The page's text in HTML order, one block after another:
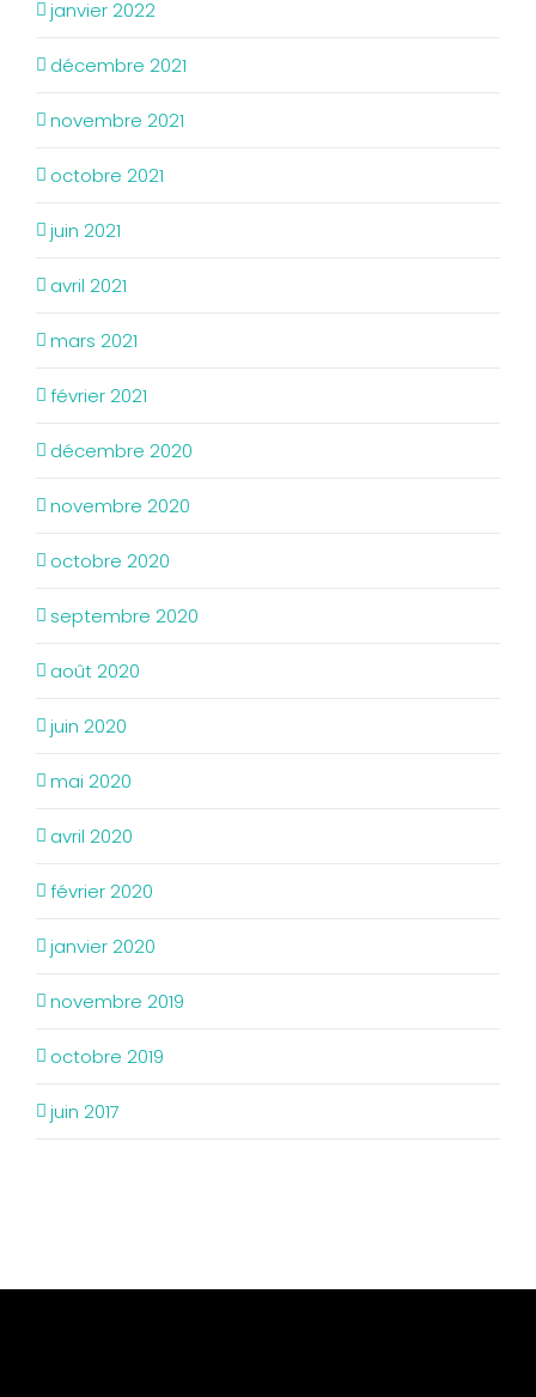
janvier 2022
décembre 2021
novembre 2021
octobre 2021
juin 2021
avril 2021
mars 2021
février 2021
décembre 2020
novembre 2020
octobre 2020
septembre 2020
août 2020
juin 2020
mai 2020
avril 2020
février 2020
janvier 2020
novembre 2019
octobre 2019
juin 2017